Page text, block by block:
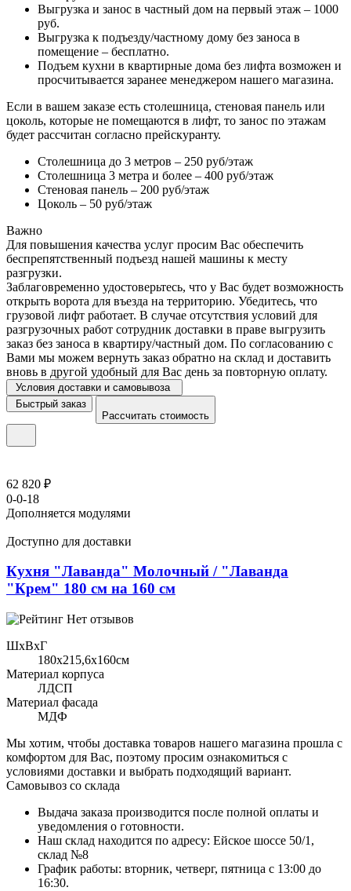
Выгрузка и занос в частный дом на первый этаж – 1000
руб.
Выгрузка к подъезду/частному дому без заноса в
помещение – бесплатно.
Подъем кухни в квартирные дома без лифта возможен и
просчитывается заранее менеджером нашего магазина.
Если в вашем заказе есть столешница, стеновая панель или
цоколь, которые не помещаются в лифт, то занос по этажам
будет рассчитан согласно прейскуранту.
Столешница до 3 метров – 250 руб/этаж
Столешница 3 метра и более – 400 руб/этаж
Стеновая панель – 200 руб/этаж
Цоколь – 50 руб/этаж
Важно
Для повышения качества услуг просим Вас обеспечить
беспрепятственный подъезд нашей машины к месту
разгрузки.
Заблаговременно удостоверьтесь, что у Вас будет возможность
открыть ворота для въезда на территорию. Убедитесь, что
грузовой лифт работает. В случае отсутствия условий для
разгрузочных работ сотрудник доставки в праве выгрузить
заказ без заноса в квартиру/частный дом. По согласованию с
Вами мы можем вернуть заказ обратно на склад и доставить
вновь в другой удобный для Вас день за повторную оплату.
Условия доставки и самовывоза
Быстрый заказ
Рассчитать стоимость
62 820 ₽
0-0-18
Дополняется модулями
Доступно для доставки
Кухня "Лаванда" Молочный / "Лаванда
"Крем" 180 см на 160 см
Нет отзывов
ШхВхГ
180x215,6х160см
Материал корпуса
ЛДСП
Материал фасада
МДФ
Мы хотим, чтобы доставка товаров нашего магазина прошла с
комфортом для Вас, поэтому просим ознакомиться с
условиями доставки и выбрать подходящий вариант.
Самовывоз со склада
Выдача заказа производится после полной оплаты и
уведомления о готовности.
Наш склад находится по адресу: Ейское шоссе 50/1,
склад №8
График работы: вторник, четверг, пятница с 13:00 до
16:30.